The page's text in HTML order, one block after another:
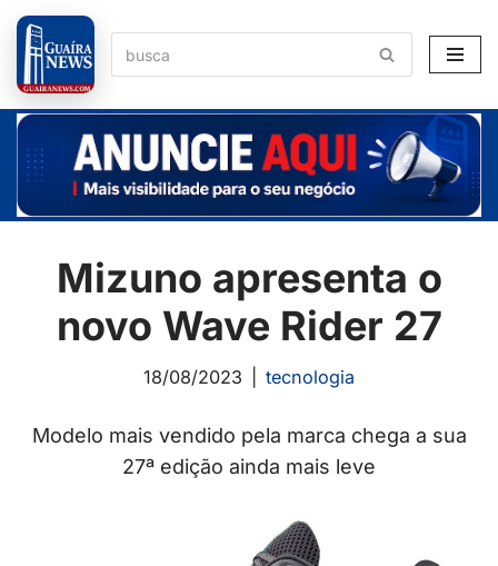
Pular
para
o
conteúdo
Mizuno apresenta o
novo Wave Rider 27
18/08/2023 tecnologia
Modelo mais vendido pela marca chega a sua
27ª edição ainda mais leve